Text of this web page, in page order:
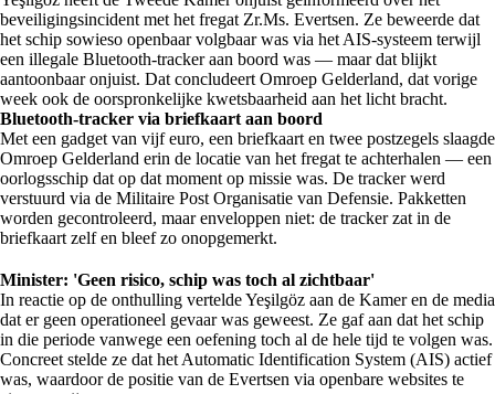
beveiligingsincident met het fregat Zr.Ms. Evertsen. Ze beweerde dat
het schip sowieso openbaar volgbaar was via het AIS-systeem terwijl
een illegale Bluetooth-tracker aan boord was — maar dat blijkt
aantoonbaar onjuist. Dat concludeert Omroep Gelderland, dat vorige
week ook de oorspronkelijke kwetsbaarheid aan het licht bracht.
Bluetooth-tracker via briefkaart aan boord
Met een gadget van vijf euro, een briefkaart en twee postzegels slaagde
Omroep Gelderland erin de locatie van het fregat te achterhalen — een
oorlogsschip dat op dat moment op missie was. De tracker werd
verstuurd via de Militaire Post Organisatie van Defensie. Pakketten
worden gecontroleerd, maar enveloppen niet: de tracker zat in de
briefkaart zelf en bleef zo onopgemerkt.
Minister: 'Geen risico, schip was toch al zichtbaar'
In reactie op de onthulling vertelde Yeşilgöz aan de Kamer en de media
dat er geen operationeel gevaar was geweest. Ze gaf aan dat het schip
in die periode vanwege een oefening toch al de hele tijd te volgen was.
Concreet stelde ze dat het Automatic Identification System (AIS) actief
was, waardoor de positie van de Evertsen via openbare websites te